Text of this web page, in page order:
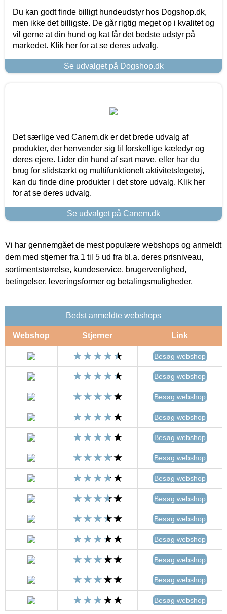
Du kan godt finde billigt hundeudstyr hos Dogshop.dk,
men ikke det billigste. De går rigtig meget op i kvalitet og
vil gerne at din hund og kat får det bedste udstyr på
markedet. Klik her for at se deres udvalg.
Se udvalget på Dogshop.dk
Det særlige ved Canem.dk er det brede udvalg af
produkter, der henvender sig til forskellige kæledyr og
deres ejere. Lider din hund af sart mave, eller har du
brug for slidstærkt og multifunktionelt aktivitetslegetøj,
kan du finde dine produkter i det store udvalg. Klik her
for at se deres udvalg.
Se udvalget på Canem.dk
Vi har gennemgået de mest populære webshops og anmeldt
dem med stjerner fra 1 til 5 ud fra bl.a. deres prisniveau,
sortimentstørrelse, kundeservice, brugervenlighed,
betingelser, leveringsformer og betalingsmuligheder.
Bedst anmeldte webshops
Webshop Stjerner Link
Besøg webshop
Besøg webshop
Besøg webshop
Besøg webshop
Besøg webshop
Besøg webshop
Besøg webshop
Besøg webshop
Besøg webshop
Besøg webshop
Besøg webshop
Besøg webshop
Besøg webshop